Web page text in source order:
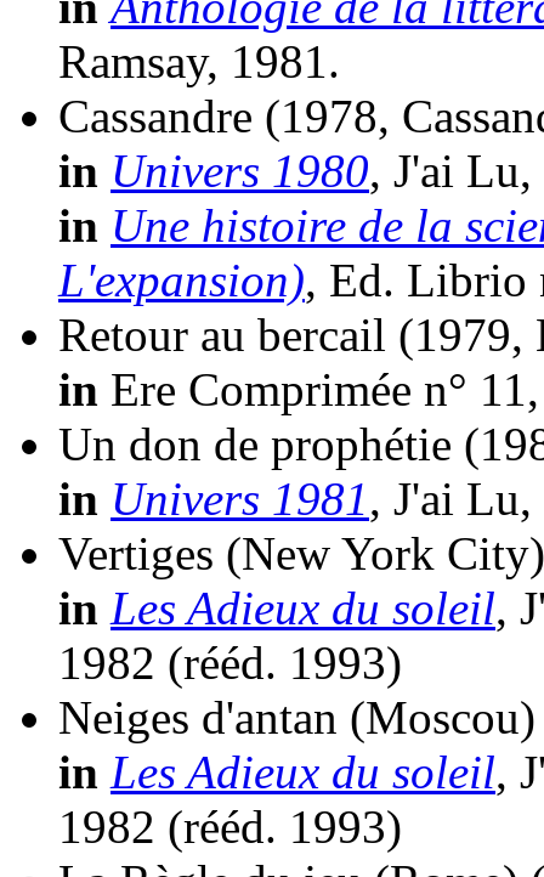
Ramsay, 1981.
Cassandre (1978,
in Univers 1980, J'ai
in Une histoire de la
L'expansion), Ed. Librio
Retour au bercail (1979,
in Ere Comprimée n°
Un don de prophétie
in Univers 1981, J'ai
Vertiges (New York City)
in Les Adieux du soleil,
1982 (rééd. 1993)
Neiges d'antan (Moscou)
in Les Adieux du soleil,
1982 (rééd. 1993)